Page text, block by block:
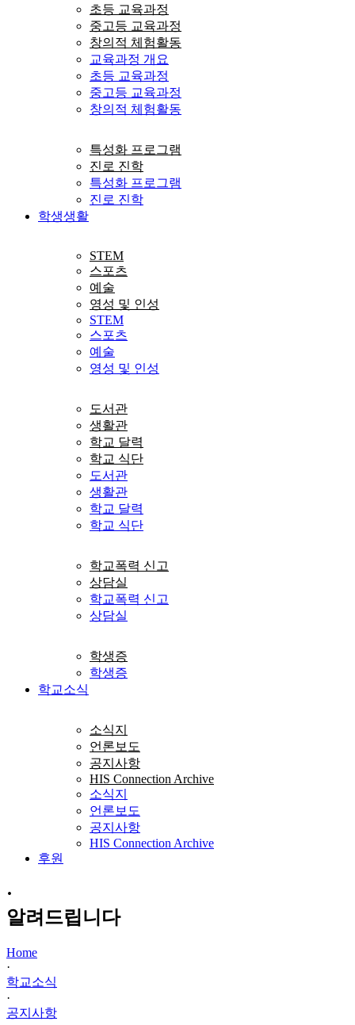
초등 교육과정
중고등 교육과정
창의적 체험활동
교육과정 개요
초등 교육과정
중고등 교육과정
창의적 체험활동
특성화 프로그램
진로 진학
특성화 프로그램
진로 진학
학생생활
STEM
스포츠
예술
영성 및 인성
STEM
스포츠
예술
영성 및 인성
도서관
생활관
학교 달력
학교 식단
도서관
생활관
학교 달력
학교 식단
학교폭력 신고
상담실
학교폭력 신고
상담실
학생증
학생증
학교소식
소식지
언론보도
공지사항
HIS Connection Archive
소식지
언론보도
공지사항
HIS Connection Archive
후원
·
알려드립니다
Home
·
학교소식
·
공지사항